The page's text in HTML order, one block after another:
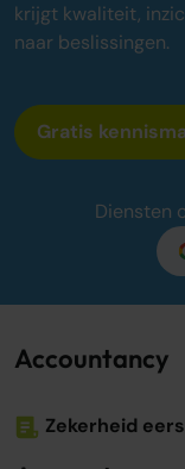
krijgt kwaliteit,
naar beslissingen.
Gratis
Diensten
Accountancy
Zekerheid
Bedrijfsadvies
Strategisch advies voor
Over ons
Contact
Login